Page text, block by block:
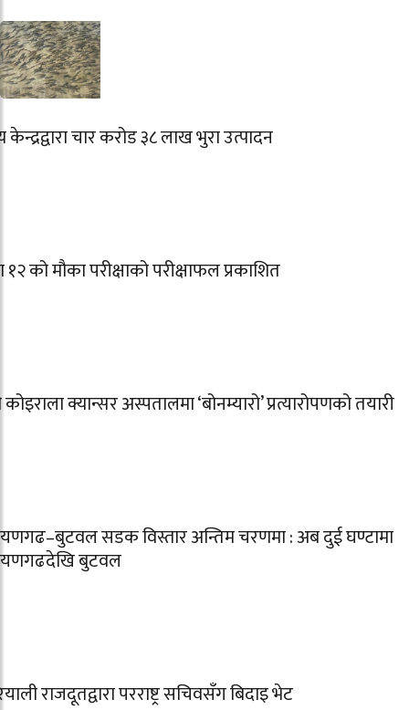
केन्द्रद्वारा चार करोड ३८ लाख भुरा उत्पादन
१२ को मौका परीक्षाको परीक्षाफल प्रकाशित
कोइराला क्यान्सर अस्पतालमा ‘बोनम्यारो’ प्रत्यारोपणको तयारी
सडक विस्तार अन्तिम चरणमा : अब दुई घण्टामा
बुटवल
राजदूतद्वारा परराष्ट्र सचिवसँग बिदाइ भेट